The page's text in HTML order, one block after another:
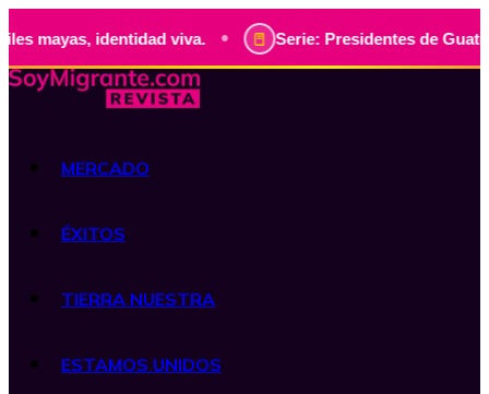
identidad viva. • Serie: Presidentes de Guatemala,
MERCADO
ÉXITOS
TIERRA NUESTRA
ESTAMOS UNIDOS